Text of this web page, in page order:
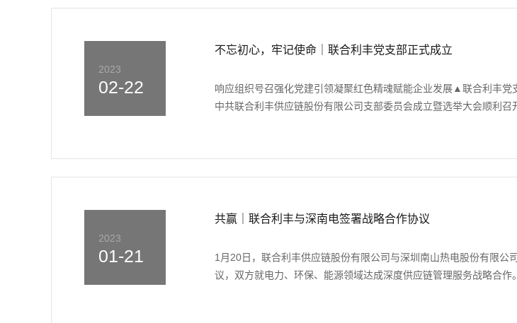
2023
02-22
不忘初心，牢记使命｜联合利丰党支部正式成立
响应组织号召强化党建引领凝聚红色精魂赋能企业发展▲联合利丰党
中共联合利丰供应链股份有限公司支部委员会成立暨选举大会顺利召
2023
01-21
共赢｜联合利丰与深南电签署战略合作协议
1月20日，联合利丰供应链股份有限公司与深圳南山热电股份有限公
议，双方就电力、环保、能源领域达成深度供应链管理服务战略合作